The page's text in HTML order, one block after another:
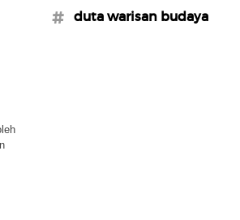
#duta warisan budaya